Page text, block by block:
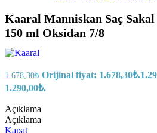
Kaaral Manniskan Saç Sakal
150 ml Oksidan 7/8
1.678,30₺ Orijinal fiyat: 1.678,30₺.
1.290,00₺.
Açıklama
Açıklama
Kapat